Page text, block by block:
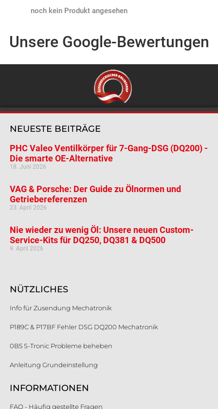
Products not found
Unsere Google-Bewertungen
NEUESTE BEITRÄGE
PHC Valeo Ventilkörper für 7-Gang-DSG (DQ200) -
Die smarte OE-Alternative
18. Juni 2026
VAG & Porsche: Der Guide zu Ölnormen und
Getriebereferenzen
23. April 2026
Nie wieder zu wenig Öl: Unsere neuen Custom-
Service-Kits für DQ250, DQ381 & DQ500
9. April 2026
NÜTZLICHES
Info für Zusendung Mechatronik
P189C & P17BF Fehler DSG DQ200 Mechatronik
0B5 S-Tronic Probleme beheben
Anleitung Grundeinstellung
INFORMATIONEN
FAQ - Häufig gestellte Fragen